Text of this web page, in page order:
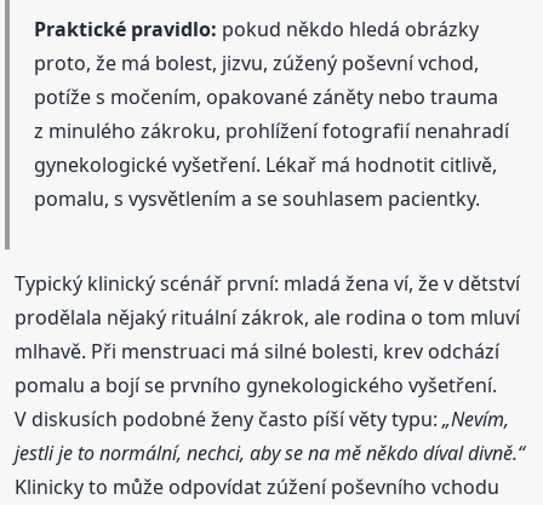
Praktické pravidlo: pokud někdo hledá obrázky
proto, že má bolest, jizvu, zúžený poševní vchod,
potíže s močením, opakované záněty nebo trauma
z minulého zákroku, prohlížení fotografií nenahradí
gynekologické vyšetření. Lékař má hodnotit citlivě,
pomalu, s vysvětlením a se souhlasem pacientky.
Typický klinický scénář první: mladá žena ví, že v dětství
prodělala nějaký rituální zákrok, ale rodina o tom mluví
mlhavě. Při menstruaci má silné bolesti, krev odchází
pomalu a bojí se prvního gynekologického vyšetření.
V diskusích podobné ženy často píší věty typu:„Nevím,
jestli je to normální, nechci, aby se na mě někdo díval divně.“
Klinicky to může odpovídat zúžení poševního vchodu